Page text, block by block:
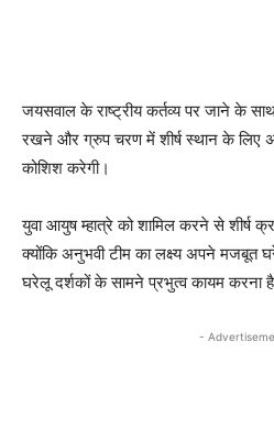
जयसवाल के राष्ट्रीय कर्तव्य पर जाने के
रखने और ग्रुप चरण में शीर्ष स्थान के लिए
कोशिश करेगी।
युवा आयुष म्हात्रे को शामिल करने से शीर्ष
क्योंकि अनुभवी टीम का लक्ष्य अपने मजबूत
घरेलू दर्शकों के सामने प्रभुत्व कायम करना
-